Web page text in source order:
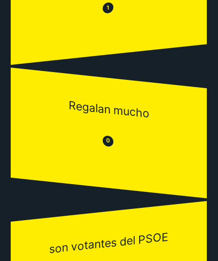
😒 1 😂
Regalan mucho
😒 0 😂
son votantes del PSOE